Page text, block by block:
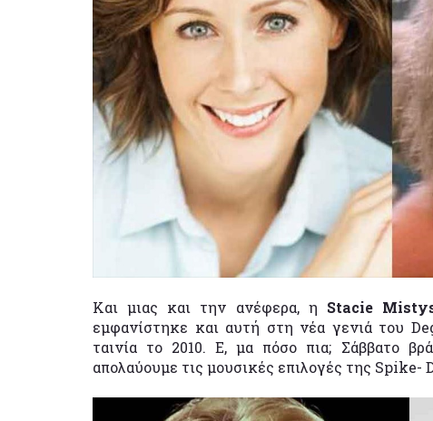
Και μιας και την ανέφερα, η Stacie
εμφανίστηκε και αυτή στη νέα γενιά του
ταινία το 2010. Ε, μα πόσο πια; Σάββατο
απολαύουμε τις μουσικές επιλογές της